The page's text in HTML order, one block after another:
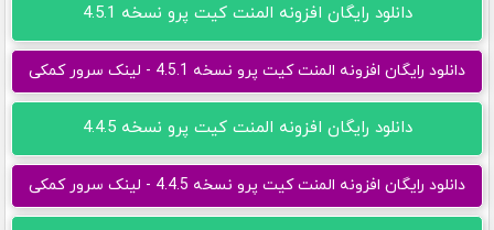
دانلود رایگان افزونه المنت کیت پرو نسخه 4.5.1
دانلود رایگان افزونه المنت کیت پرو نسخه 4.5.1 - لینک سرور کمکی
دانلود رایگان افزونه المنت کیت پرو نسخه 4.4.5
دانلود رایگان افزونه المنت کیت پرو نسخه 4.4.5 - لینک سرور کمکی